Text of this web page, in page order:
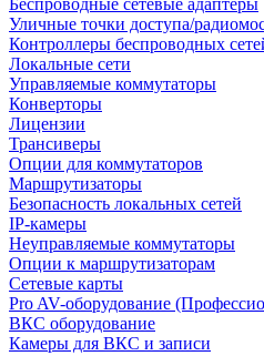
Беспроводные сетевые адаптеры
Уличные точки доступа/
Контроллеры беспроводных
Локальные сети
Управляемые коммутаторы
Конверторы
Лицензии
Трансиверы
Опции для коммутаторов
Маршрутизаторы
Безопасность локальных сетей
IP-камеры
Неуправляемые коммутаторы
Опции к маршрутизаторам
Сетевые карты
Pro AV-оборудование
ВКС оборудование
Камеры для ВКС и записи